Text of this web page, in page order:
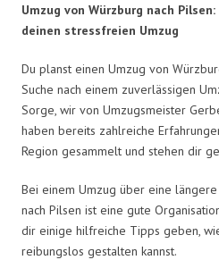
Umzug von Würzburg nach
deinen stressfreien Umzug
Du planst einen Umzug von
Suche nach einem zuverlässigen
Sorge, wir von Umzugsmeister
haben bereits zahlreiche
Region gesammelt und stehen dir
Bei einem Umzug über eine
nach Pilsen ist eine gute
dir einige hilfreiche Tipps geben,
reibungslos gestalten kannst.